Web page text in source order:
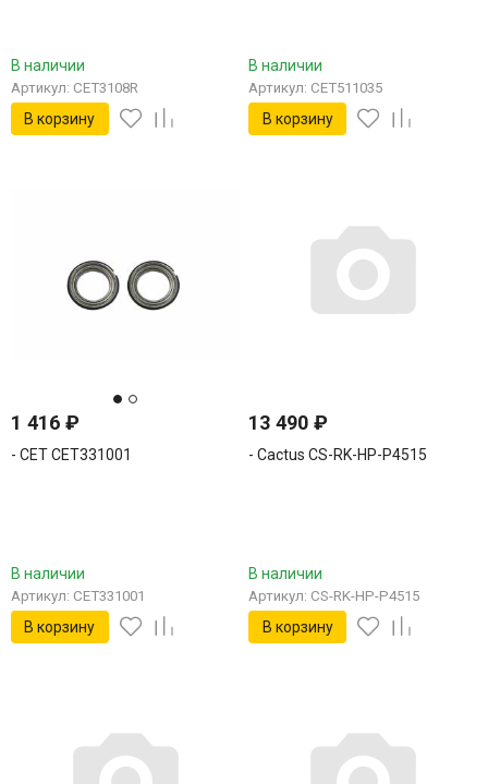
В наличии
Артикул: CET3108R
В корзину
В наличии
Артикул: CET511035
В корзину
1 416 ₽
- CET CET331001
В наличии
Артикул: CET331001
В корзину
13 490₽
- Cactus CS-RK-HP-P4515
В наличии
Артикул: CS-RK-HP-P4515
В корзину